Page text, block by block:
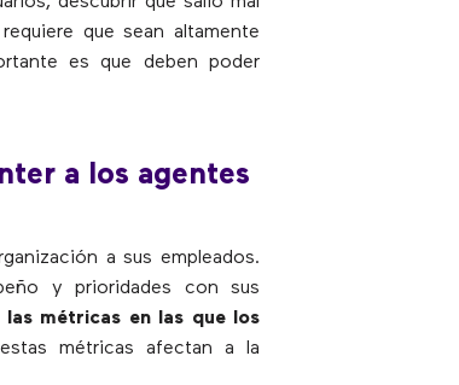
que sean altamente
es que deben poder
a los agentes
a sus empleados.
y prioridades con sus
métricas en las que los
métricas afectan a la